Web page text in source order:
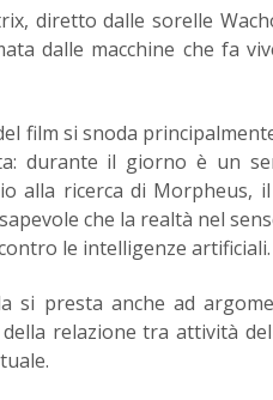
diretto dalle sorelle
dalle macchine che fa
film si snoda
durante il giorno è un
alla ricerca di Morpheus,
che la realtà nel
le intelligenze artificiali.
si presta anche ad
relazione tra attività